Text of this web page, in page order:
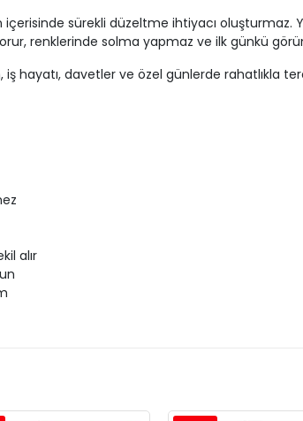
sürekli düzeltme ihtiyacı
renklerinde solma yapmaz ve ilk günkü
hayatı, davetler ve özel günlerde rahatlıkla
alır